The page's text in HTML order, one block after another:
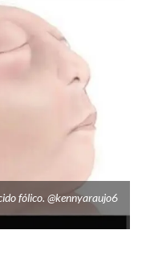
fólico. @kennyaraujo6